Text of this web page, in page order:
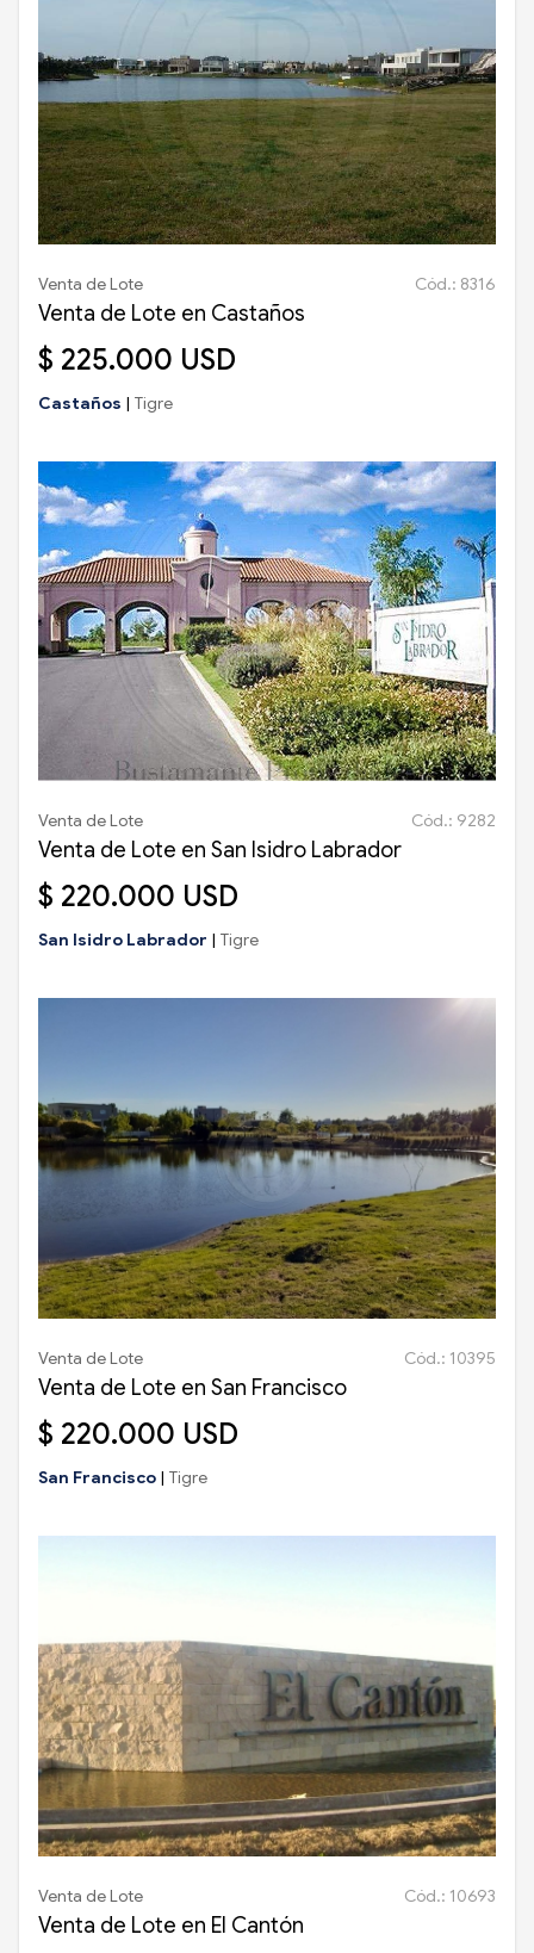
Venta de Lote Cód.: 8316
Venta de Lote en Castaños
$ 225.000 USD
Castaños | Tigre
Venta de Lote Cód.: 9282
Venta de Lote en San Isidro Labrador
$ 220.000 USD
San Isidro Labrador | Tigre
Venta de Lote Cód.: 10395
Venta de Lote en San Francisco
$ 220.000 USD
San Francisco | Tigre
Venta de Lote Cód.: 10693
Venta de Lote en El Cantón